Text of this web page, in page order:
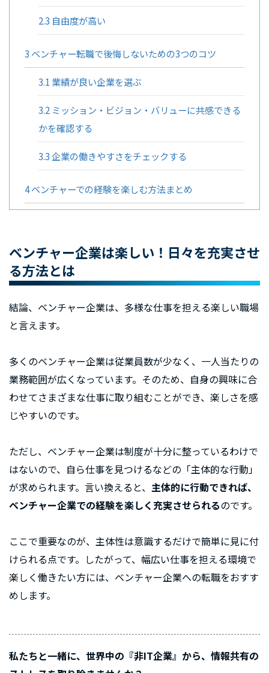
2.3 自由度が高い
3 ベンチャー転職で後悔しないための3つのコツ
3.1 業績が良い企業を選ぶ
3.2ミッション・ビジョン・バリューに共感できる
かを確認する
3.3企業の働きやすさをチェックする
4ベンチャーでの経験を楽しむ方法まとめ
ベンチャー企業は楽しい！日々を充実させ
る方法とは
結論、ベンチャー企業は、多様な仕事を担える楽しい職場
と言えます。
多くのベンチャー企業は従業員数が少なく、一人当たりの
業務範囲が広くなっています。そのため、自身の興味に合
わせてさまざまな仕事に取り組むことができ、楽しさを感
じやすいのです。
ただし、ベンチャー企業は制度が十分に整っているわけで
はないので、自ら仕事を見つけるなどの「主体的な行動」
が求められます。言い換えると、 主体的に行動できれば、
ベンチャー企業での経験を楽しく充実させられるのです。
ここで重要なのが、主体性は意識するだけで簡単に見に付
けられる点です。したがって、幅広い仕事を担える環境で
楽しく働きたい方には、ベンチャー企業への転職をおすす
めします。
私たちと一緒に、世界中の『非IT企業』から、情報共有の